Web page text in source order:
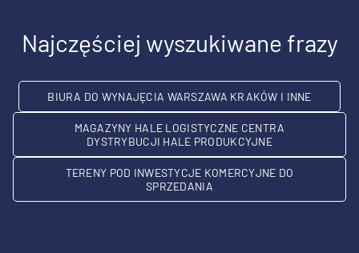
Najczęściej wyszukiwane frazy
BIURA DO WYNAJĘCIA WARSZAWA KRAKÓW I INNE
MAGAZYNY HALE LOGISTYCZNE CENTRA
DYSTRYBUCJI HALE PRODUKCYJNE
TERENY POD INWESTYCJE KOMERCYJNE DO
SPRZEDANIA